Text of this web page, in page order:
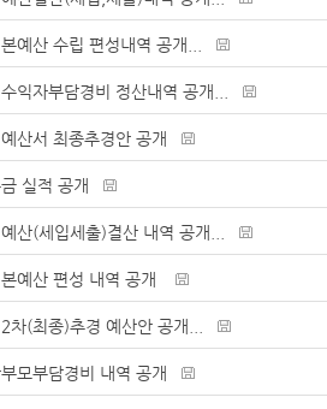
예산 수립 편성내역 공개...
익자부담경비 정산내역 공개...
산서 최종추경안 공개
실적 공개
산(세입세출)결산 내역 공개...
예산 편성 내역 공개
차(최종)추경 예산안 공개...
모부담경비 내역 공개